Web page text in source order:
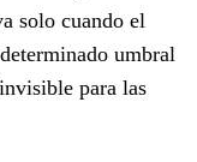
solo cuando el
umbral
para las